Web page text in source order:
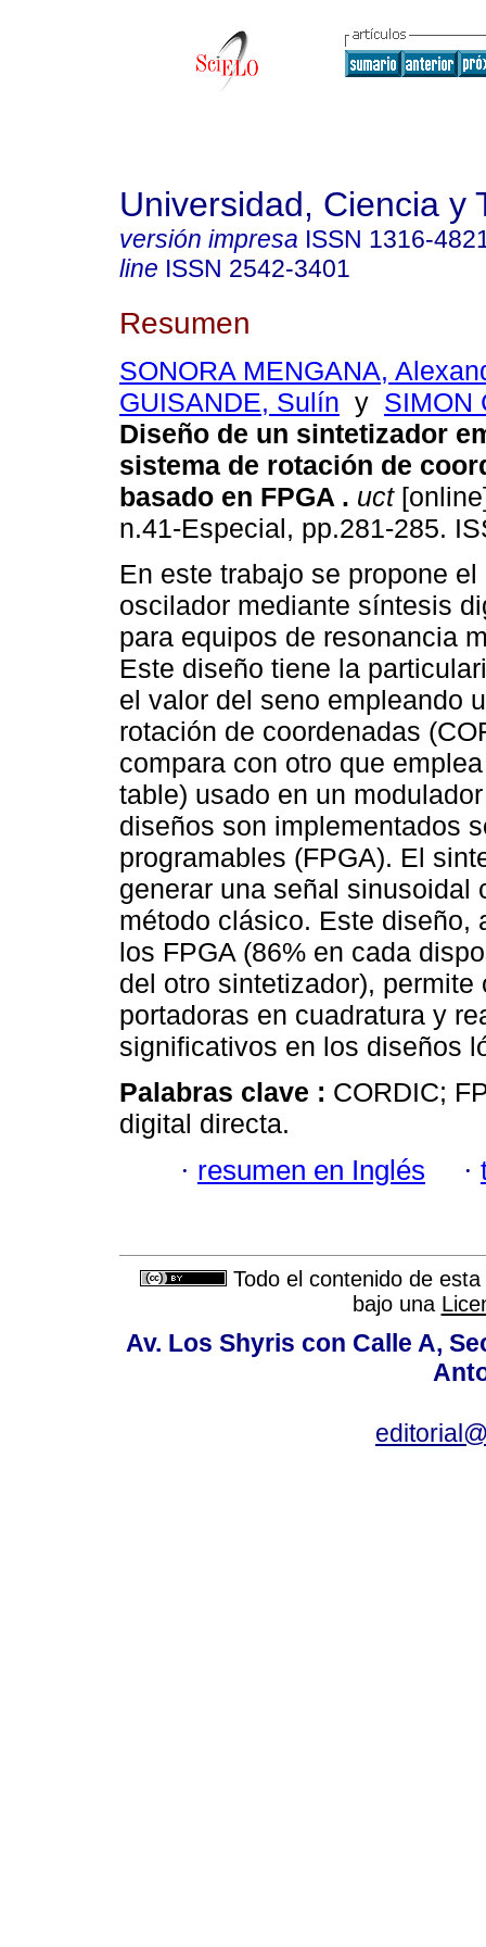
Universidad, Ciencia y
versión impresa ISSN 1316-
line ISSN 2542-3401
Resumen
SONORA MENGANA,
GUISANDE, Sulín y SIMON
Diseño de un sintetizador
sistema de rotación de
basado en FPGA . uct
n.41-Especial, pp.281-285.
En este trabajo se propone
oscilador mediante síntesis
para equipos de resonancia
Este diseño tiene la
el valor del seno empleando
rotación de coordenadas
compara con otro que
table) usado en un
diseños son implementados
programables (FPGA). El
generar una señal
método clásico. Este diseño,
los FPGA (86% en cada
del otro sintetizador),
portadoras en cuadratura y
significativos en los diseños
Palabras clave : CORDIC;
digital directa.
· resumen en Inglés ·
Todo el contenido de
bajo una
Av. Los Shyris con Calle A,